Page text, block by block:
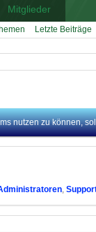
Mitglieder
Letzte Beiträge
nutzen zu können,